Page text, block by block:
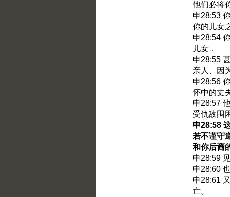
他们必将
申28:53
你的儿女
申28:54
儿女．
申28:55
亲人、因
申28:56
怀中的丈
申28:57
受仇敌围
申28:58
若不谨守
和你后裔
申28:59
申28:60
申28:61
亡。